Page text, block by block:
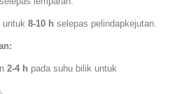
untuk8-10 h selepas pelindapkejutan.
2-4 h pada suhu bilik untuk